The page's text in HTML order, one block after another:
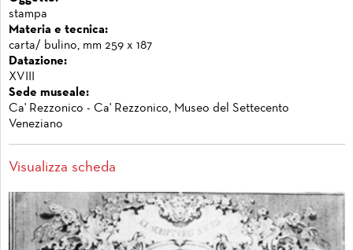
stampa
Materia e tecnica:
carta/ bulino, mm 259 x 187
Datazione:
XVIII
Sede museale:
Ca' Rezzonico - Ca' Rezzonico, Museo del Settecento
Veneziano
Visualizza scheda